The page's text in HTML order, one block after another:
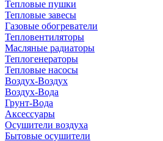
Тепловые пушки
Тепловые завесы
Газовые обогреватели
Тепловентиляторы
Масляные радиаторы
Теплогенераторы
Тепловые насосы
Воздух-Воздух
Воздух-Вода
Грунт-Вода
Аксессуары
Осушители воздуха
Бытовые осушители